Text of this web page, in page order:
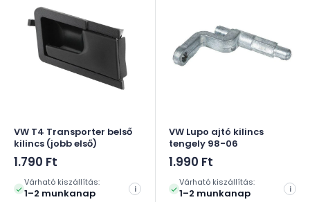
VW T4 Transporter belső
kilincs (jobb első)
Akciós
1.790 Ft
Várható kiszállítás:
1–2 munkanap i
VW Lupo ajtó kilincs
tengely 98-06
Akciós
1.990 Ft
Várható kiszállítás:
1–2 munkanap i